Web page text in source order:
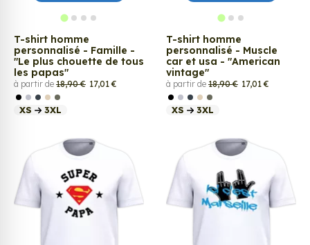
T-shirt homme
personnalisé - Famille -
"Le plus chouette de tous
les papas"
à partir de 18,90 € 17,01 €
XS 3XL
T-shirt homme
personnalisé - Muscle
car et usa - "American
vintage"
à partir de 18,90 € 17,01 €
XS 3XL